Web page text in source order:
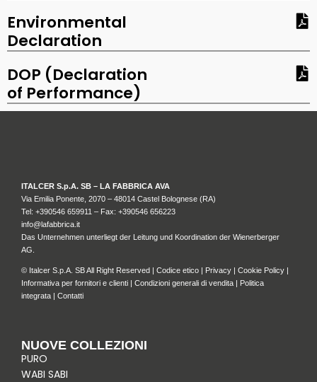
Environmental
Declaration
DOP (Declaration
of Performance)
ITALCER S.p.A. SB – LA FABBRICA AVA
Via Emilia Ponente, 2070 – 48014 Castel Bolognese (RA)
Tel: +390546 659911 – Fax: +390546 656223
info@lafabbrica.it
Das Unternehmen unterliegt der Leitung und Koordination der Wienerberger
AG.
© Italcer S.p.A. SB All Right Reserved | Codice etico | Privacy | Cookie Policy |
Informativa per fornitori e clienti | Condizioni generali di vendita | Politica
integrata | Contatti
NUOVE COLLEZIONI
PURO
WABI SABI